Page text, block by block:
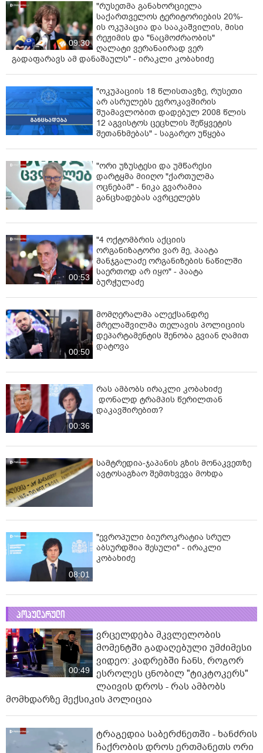
09:30
"რუსეთმა განახორციელა
საქართველოს ტერიტორიების 20%-
ის ოკუპაცია და სააკაშვილის, მისი
რეჟიმის და "ნაცმოძრაობის"
ღალატი ვერანაირად ვერ
გადაფარავს ამ დანაშაულს" - ირაკლი კობახიძე
"ოკუპაციის 18 წლისთავზე, რუსეთი
არ ასრულებს ევროკავშირის
შუამავლობით დადებულ 2008 წლის
12 აგვისტოს ცეცხლის შეწყვეტის
შეთანხმებას" - საგარეო უწყება
"ორი უზუსტესი და უმწარესი
დარტყმა მიიღო "ქართულმა
ოცნებამ" - ნიკა გვარამია
განცხადებას ავრცელებს
00:53
"4 ოქტომბრის აქციის
ორგანიზატორი ვარ მე, პაატა
მანჯგალაძე ორგანიზების ნაწილში
საერთოდ არ იყო" - პაატა
ბურჭულაძე
00:50
მომღერალმა ალექსანდრე
მრელაშვილმა თელავის პოლიციის
დეპარტამენტის შენობა გვიან ღამით
დატოვა
00:36
რას ამბობს ირაკლი კობახიძე
დონალდ ტრამპის წერილთან
დაკავშირებით?
სამტრედია-ჯაპანის გზის მონაკვეთზე
ავტოსაგზაო შემთხვევა მოხდა
08:01
"ევროპული ბიუროკრატია სრულ
აბსურდშია შესული" - ირაკლი
კობახიძე
პოპულარული
00:49
ვრცელდება მკვლელობის
მომენტში გადაღებული უმძიმესი
ვიდეო: კადრებში ჩანს, როგორ
ესროლეს ცნობილ "ტიკტოკერს"
ლაივის დროს - რას ამბობს
მომხდარზე მექსიკის პოლიცია
ტრაგედია საბერძნეთში - ხანძრის
ჩაქრობის დროს ერთმანეთს ორი